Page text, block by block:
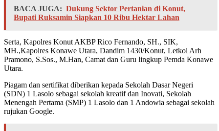
BACA JUGA: Dukung Sektor Pertanian di Konut,
Bupati Ruksamin Siapkan 10 Ribu Hektar Lahan
Serta, Kapolres Konut AKBP Rico Fernando, SH., SIK,
MH.,Kapolres Konawe Utara, Dandim 1430/Konut, Letkol Arh
Pramono, S.Sos., M.Han, Camat dan Guru lingkup Pemda Konawe
Utara.
Piagam dan sertifikat diberikan kepada Sekolah Dasar Negeri
(SDN) 1 Lasolo sebagai sekolah kreatif dan Inovati, Sekolah
Menengah Pertama (SMP) 1 Lasolo dan 1 Andowia sebagai sekolah
rujukan Google.